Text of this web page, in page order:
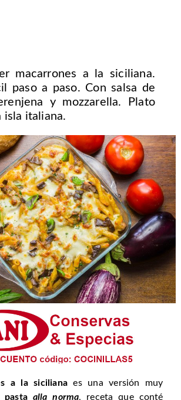
macarrones a la siciliana.
paso a paso. Con salsa de
y mozzarella. Plato
isla italiana.
a la sicilianaes una versión muy
pasta alla norma, receta que conté